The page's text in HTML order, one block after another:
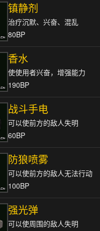
镇静剂
治疗沉默、兴奋、混乱
80BP
香水
使使用者兴奋，增强能力
190BP
战斗手电
可以使前方的敌人失明
60BP
防狼喷雾
可以使前方的敌人无法行动
100BP
强光弹
可以使周围的敌人失明